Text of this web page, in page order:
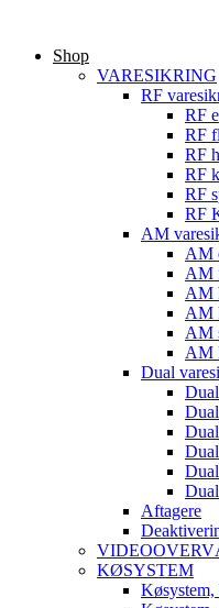
indholdShop
VARESIKRING
RF
RF
RF
RF
RF
RF
RF
AM
AM
AM
AM
AM
AM
AM
Dual
Aftagere
KØSYSTEM
Køsystem,